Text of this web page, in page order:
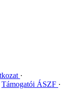
Támogatói ÁSZF